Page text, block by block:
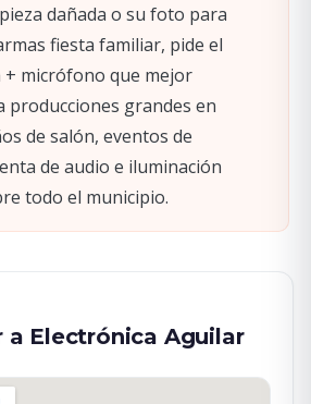
dañada o su foto para
fiesta familiar, pide el
+ micrófono que mejor
producciones grandes en
de salón, eventos de
de audio e iluminación
todo el municipio.
a Electrónica Aguilar